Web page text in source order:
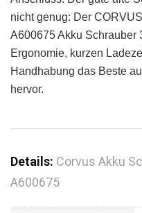
nicht genug: Der
A600675 Akku Schrauber
Ergonomie, kurzen
Handhabung das Beste
hervor.
Details: Corvus Akku
A600675